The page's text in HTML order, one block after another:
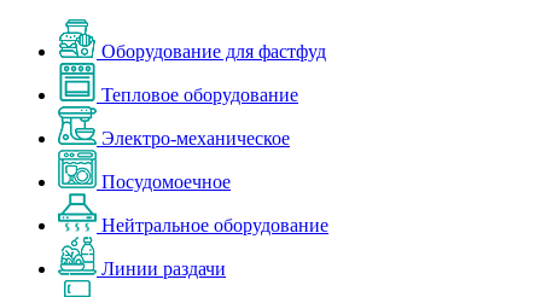
Оборудование для фастфуд
Тепловое оборудование
Электро-механическое
Посудомоечное
Нейтральное оборудование
Линии раздачи